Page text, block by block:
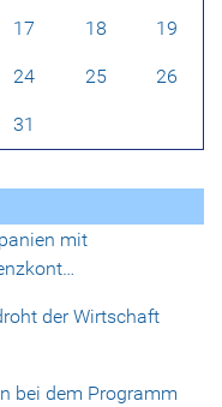
17 18 19
24 25 26
31
mit
der Wirtschaft
bei dem Programm